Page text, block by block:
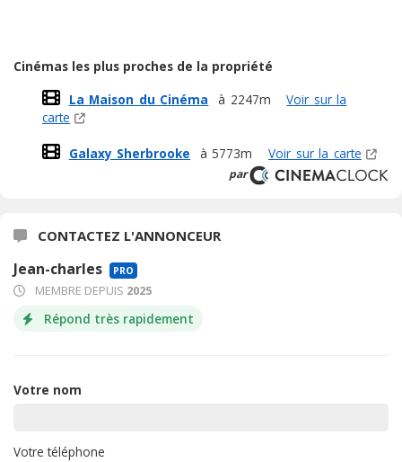
Cinémas les plus proches de la propriété
La Maison du Cinéma
à 2247m
Voir sur la
carte
Galaxy Sherbrooke à 5773m Voir sur la carte
par
CONTACTEZ L'ANNONCEUR
Jean-charles PRO
MEMBRE DEPUIS 2025
Répond très rapidement
Votre nom
Votre téléphone